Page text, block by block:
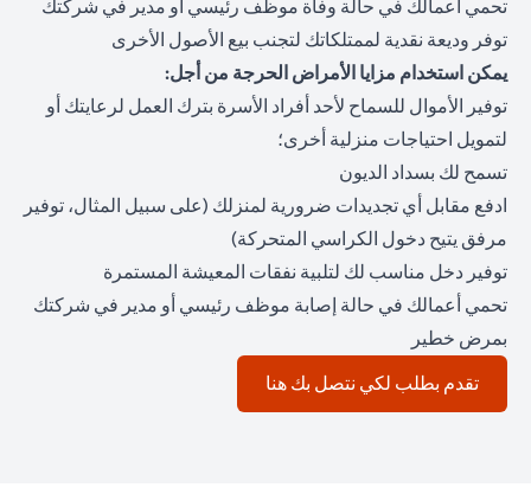
تحمي أعمالك في حالة وفاة موظف رئيسي أو مدير في شركتك
توفر وديعة نقدية لممتلكاتك لتجنب بيع الأصول الأخرى
يمكن استخدام مزايا الأمراض الحرجة من أجل:
توفير الأموال للسماح لأحد أفراد الأسرة بترك العمل لرعايتك أو
لتمويل احتياجات منزلية أخرى؛
تسمح لك بسداد الديون
ادفع مقابل أي تجديدات ضرورية لمنزلك (على سبيل المثال، توفير
مرفق يتيح دخول الكراسي المتحركة)
توفير دخل مناسب لك لتلبية نفقات المعيشة المستمرة
تحمي أعمالك في حالة إصابة موظف رئيسي أو مدير في شركتك
بمرض خطير
تقدم بطلب لكي نتصل بك هنا